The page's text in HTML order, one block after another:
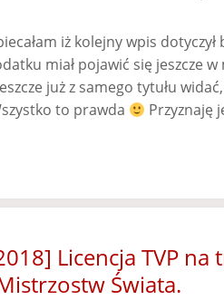
iż kolejny wpis
miał pojawić się jeszcze
już z samego tytułu
to prawda
Przyznaję
Licencja TVP
Świata.